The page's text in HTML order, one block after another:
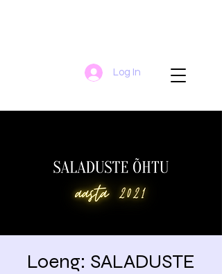
Log In
Loeng: SALADUSTE